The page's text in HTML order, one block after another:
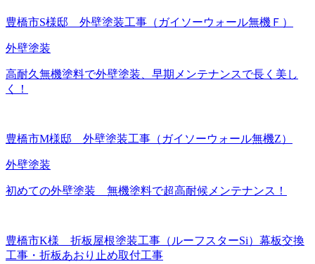
豊橋市S様邸 外壁塗装工事（ガイソーウォール無機Ｆ）
外壁塗装
高耐久無機塗料で外壁塗装、早期メンテナンスで長く美し
く！
豊橋市M様邸 外壁塗装工事（ガイソーウォール無機Z）
外壁塗装
初めての外壁塗装 無機塗料で超高耐候メンテナンス！
豊橋市K様 折板屋根塗装工事（ルーフスターSi）幕板交換
工事・折板あおり止め取付工事